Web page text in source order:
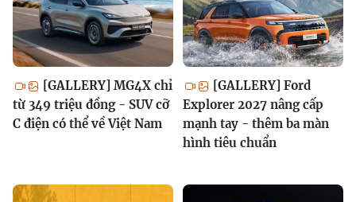
[GALLERY] MG4X chỉ
từ 349 triệu đồng - SUV cỡ
C điện có thể về Việt Nam
[GALLERY] Ford
Explorer 2027 nâng cấp
mạnh tay - thêm ba màn
hình tiêu chuẩn